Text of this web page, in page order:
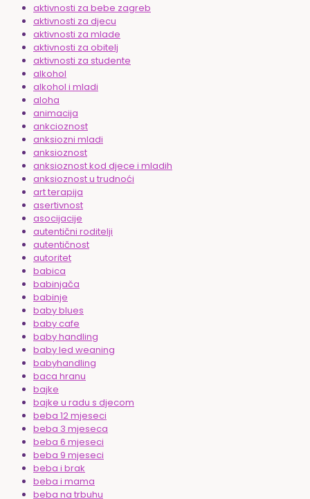
aktivnosti za bebe zagreb
aktivnosti za djecu
aktivnosti za mlade
aktivnosti za obitelj
aktivnosti za studente
alkohol
alkohol i mladi
aloha
animacija
ankcioznost
anksiozni mladi
anksioznost
anksioznost kod djece i mladih
anksioznost u trudnoći
art terapija
asertivnost
asocijacije
autentični roditelji
autentičnost
autoritet
babica
babinjača
babinje
baby blues
baby cafe
baby handling
baby led weaning
babyhandling
baca hranu
bajke
bajke u radu s djecom
beba 12 mjeseci
beba 3 mjeseca
beba 6 mjeseci
beba 9 mjeseci
beba i brak
beba i mama
beba na trbuhu